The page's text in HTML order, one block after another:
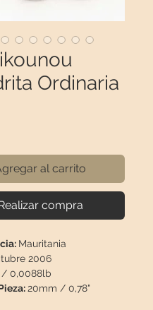
Ordinaria
al carrito
compra
Mauritania
2006
/ 0,0088lb
20mm / 0,78"